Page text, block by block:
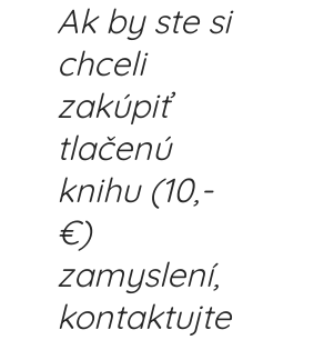
Ak by ste si
chceli
zakúpiť
tlačenú
knihu (10,-
€)
zamyslení,
kontaktujte